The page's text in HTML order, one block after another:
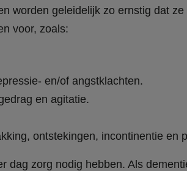
worden geleidelijk zo ernstig dat
voor, zoals:
en/of angstklachten.
en agitatie.
ontstekingen, incontinentie en
dag zorg nodig hebben. Als